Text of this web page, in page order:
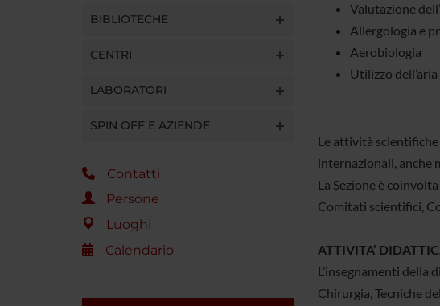
BIBLIOTECHE
CENTRI
LABORATORI
SPIN OFF E AZIENDE
Contatti
Persone
Luoghi
Calendario
Valutazione
Allergologia e
Aerobiologia
Utilizzo
Le attività
internazionali, anche
La Sezione è
Comitati scientifici,
ATTIVITA’
L’insegnamenti della
Chirurgia, Tecniche